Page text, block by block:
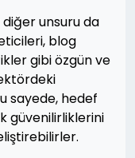
unsuru da
blog
gibi özgün ve
sayede, hedef
güvenilirliklerini